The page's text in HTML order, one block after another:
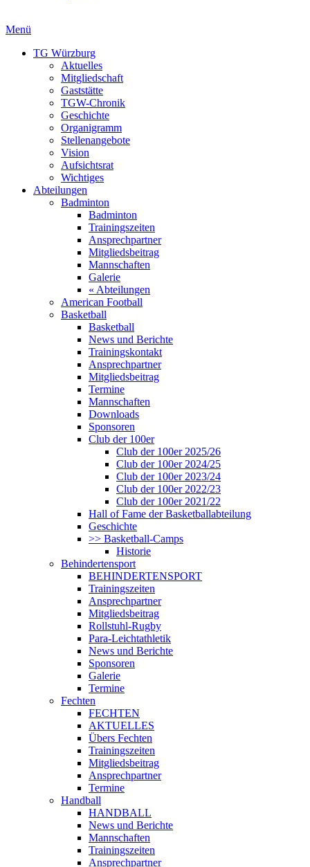
Menü
TG Würzburg
Aktuelles
Mitgliedschaft
Gaststätte
TGW-Chronik
Geschichte
Organigramm
Stellenangebote
Vision
Aufsichtsrat
Wichtiges
Abteilungen
Badminton
Badminton
Trainingszeiten
Ansprechpartner
Mitgliedsbeitrag
Mannschaften
Galerie
« Abteilungen
American Football
Basketball
Basketball
News und Berichte
Trainingskontakt
Ansprechpartner
Mitgliedsbeitrag
Termine
Mannschaften
Downloads
Sponsoren
Club der 100er
Club der 100er 2025/26
Club der 100er 2024/25
Club der 100er 2023/24
Club der 100er 2022/23
Club der 100er 2021/22
Hall of Fame der Basketballabteilung
Geschichte
>> Basketball-Camps
Historie
Behindertensport
BEHINDERTENSPORT
Trainingszeiten
Ansprechpartner
Mitgliedsbeitrag
Rollstuhl-Rugby
Para-Leichtathletik
News und Berichte
Sponsoren
Galerie
Termine
Fechten
FECHTEN
AKTUELLES
Übers Fechten
Trainingszeiten
Mitgliedsbeitrag
Ansprechpartner
Termine
Handball
HANDBALL
News und Berichte
Mannschaften
Trainingszeiten
Ansprechpartner